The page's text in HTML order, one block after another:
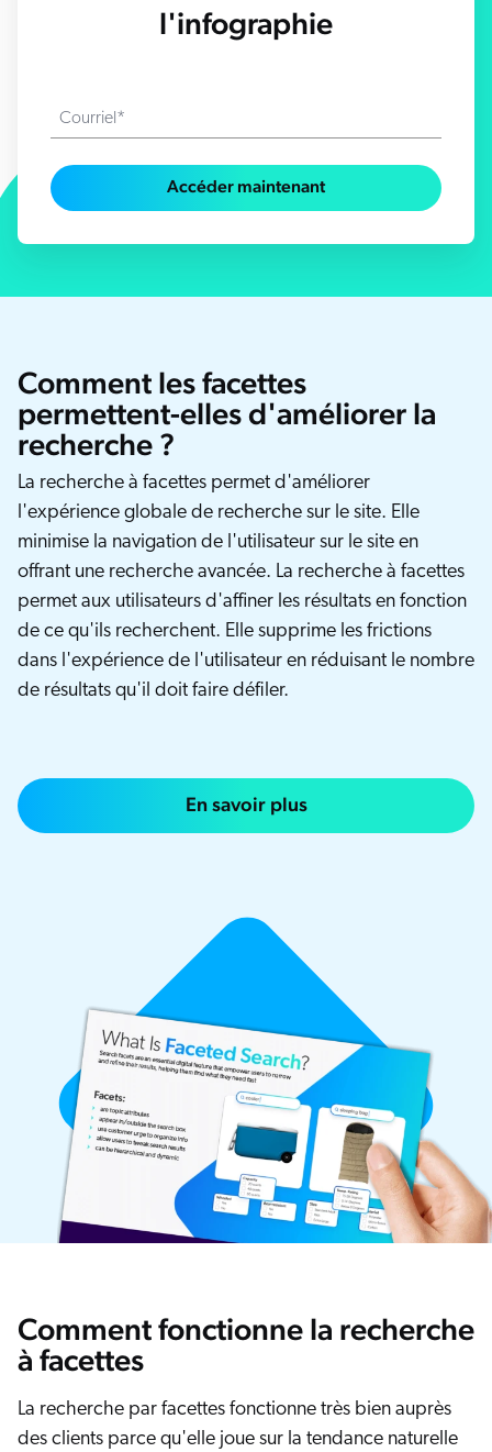
ChatGPT
SAP
Optimizely
Adobe
ServiceNow
Zendesk
toutes les intégrations
l'infographie
Courriel*
Accéder maintenant
Comment les facettes
permettent-elles d'améliorer la
recherche ?
La recherche à facettes permet d'améliorer
l'expérience globale de recherche sur le site. Elle
minimise la navigation de l'utilisateur sur le site en
offrant une recherche avancée. La recherche à facettes
permet aux utilisateurs d'affiner les résultats en fonction
de ce qu'ils recherchent. Elle supprime les frictions
dans l'expérience de l'utilisateur en réduisant le nombre
de résultats qu'il doit faire défiler.
En savoir plus
Comment fonctionne la recherche
à facettes
La recherche par facettes fonctionne très bien auprès
des clients parce qu'elle joue sur la tendance naturelle